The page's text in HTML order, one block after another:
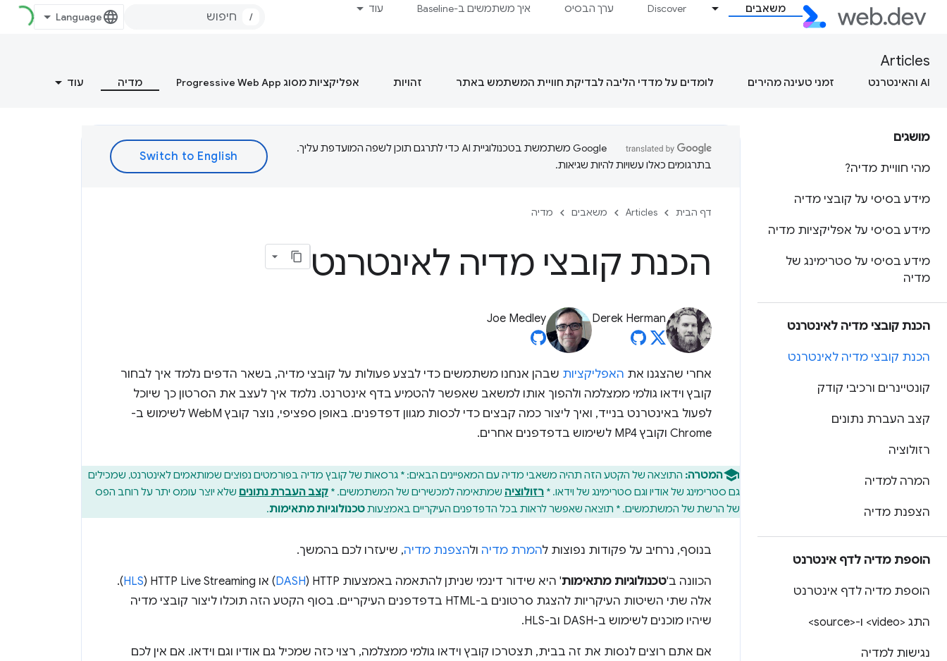
משאבים Discover ערך הבסיס איך משתמשים ב-Baseline עוד
/
Articles
AI והאינטרנט זמני טעינה מהירים לומדים על מדדי הליבה לבדיקת חוויית המשתמש באתר זהויות אפליקציות מסוג Progressive Web App מדיה עוד
מושגים
מהי חוויית מדיה?
מידע בסיסי על קובצי מדיה
מידע בסיסי על אפליקציות מדיה
מידע בסיסי על סטרימינג של
מדיה
הכנת קובצי מדיה לאינטרנט
הכנת קובצי מדיה לאינטרנט
קונטיינרים ורכיבי קודק
קצב העברת נתונים
רזולוציה
המרה למדיה
הצפנת מדיה
הוספת מדיה לדף אינטרנט
הוספת מדיה לדף אינטרנט
התג <video> ו-<source>
נגישות למדיה
‫Google משתמשת בטכנולוגיית AI כדי לתרגם תוכן לשפה המועדפת עליך.
בתרגומים כאלו עשויות להיות שגיאות.
דף הבית Articles משאבים מדיה
הכנת קובצי מדיה לאינטרנט
Derek Herman
Joe Medley
אחרי שהצגנו את האפליקציות שבהן אנחנו משתמשים כדי לבצע פעולות על קובצי מדיה, בשאר הדפים נלמד איך לבחור
קובץ וידאו גולמי ממצלמה ולהפוך אותו למשאב שאפשר להטמיע בדף אינטרנט. נלמד איך לעצב את הסרטון כך שיוכל
לפעול באינטרנט בנייד, ואיך ליצור כמה קבצים כדי לכסות מגוון דפדפנים. באופן ספציפי, נוצר קובץ WebM לשימוש ב-
Chrome וקובץ MP4 לשימוש בדפדפנים אחרים.
המטרה: התוצאה של הקטע הזה תהיה משאבי מדיה עם המאפיינים הבאים: * גרסאות של קובץ מדיה בפורמטים נפוצים שמותאמים לאינטרנט, שמכילים
גם סטרימינג של אודיו וגם סטרימינג של וידאו. * רזולוציה שמתאימה למכשירים של המשתמשים. * קצב העברת נתונים שלא יוצר עומס יתר על רוחב הפס
של הרשת של המשתמשים. * תוצאה שאפשר לראות בכל הדפדפנים העיקריים באמצעותטכנולוגיות מתאימות.
בנוסף, נרחיב על פקודות נפוצות להמרת מדיה ולהצפנת מדיה, שיעזרו לכם בהמשך.
הכוונה ב'טכנולוגיות מתאימות' היא שידור דינמי שניתן להתאמה באמצעות HTTP‏ ( DASH) או HTTP Live Streaming‏ ( HLS
).
אלה שתי השיטות העיקריות להצגת סרטונים ב-HTML בדפדפנים העיקריים. בסוף הקטע הזה תוכלו ליצור קובצי מדיה
שיהיו מוכנים לשימוש ב-DASH וב-HLS.
אם אתם רוצים לנסות את זה בבית, תצטרכו קובץ וידאו גולמי ממצלמה, רצוי כזה שמכיל גם אודיו וגם וידאו. אם אין לכם